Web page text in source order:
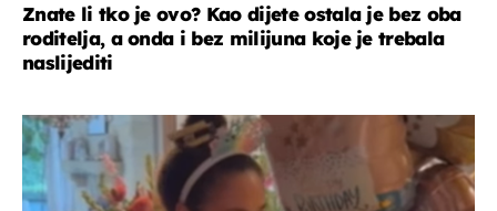
Znate li tko je ovo? Kao dijete ostala je bez oba
roditelja, a onda i bez milijuna koje je trebala
naslijediti